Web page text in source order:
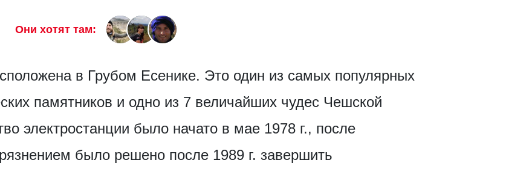
Они хотят там:
в Грубом Есенике. Это один из самых популярных
памятников и одно из 7 величайших чудес Чешской
электростанции было начато в мае 1978 г., после
было решено после 1989 г. завершить